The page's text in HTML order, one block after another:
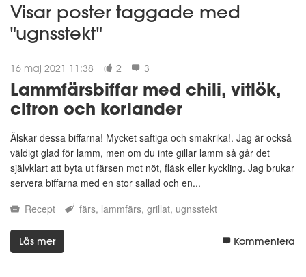
Visar poster taggade med
"ugnsstekt"
16 maj 2021 11:38 2 3
Lammfärsbiffar med chili, vitlök,
citron och koriander
Älskar dessa biffarna! Mycket saftiga och smakrika!. Jag är också
väldigt glad för lamm, men om du inte gillar lamm så går det
självklart att byta ut färsen mot nöt, fläsk eller kyckling. Jag brukar
servera biffarna med en stor sallad och en...
Recept
färs lammfärs grillat ugnsstekt
Läs mer Kommentera